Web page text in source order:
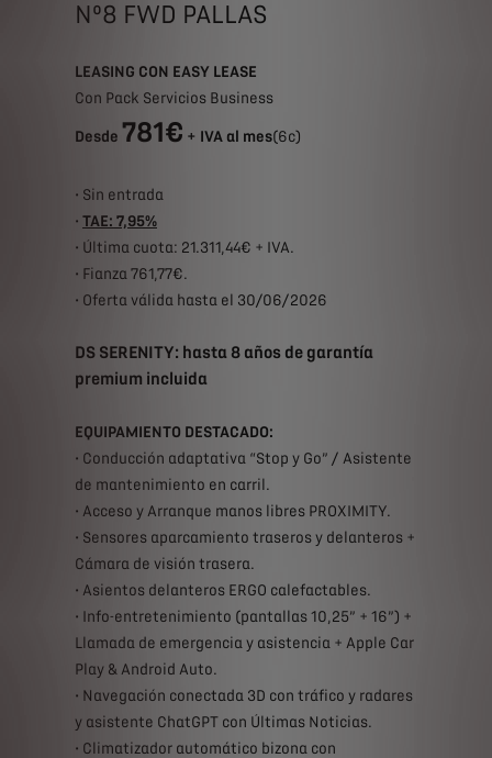
Nº8 FWD PALLAS
LEASING CON EASY LEASE
Con Pack Servicios Business
Desde 781€ + IVA al mes(6c)
• Sin entrada
• TAE: 7,95%
• Última cuota: 21.311,44€ + IVA.
• Fianza 761,77€.
• Oferta válida hasta el 30/06/2026
DS SERENITY: hasta 8 años de garantía
premium incluida
EQUIPAMIENTO DESTACADO:
• Conducción adaptativa “Stop y Go” / Asistente
de mantenimiento en carril.
• Acceso y Arranque manos libres PROXIMITY.
• Sensores aparcamiento traseros y delanteros +
Cámara de visión trasera.
• Asientos delanteros ERGO calefactables.
• Info-entretenimiento (pantallas 10,25” + 16”) +
Llamada de emergencia y asistencia + Apple Car
Play & Android Auto.
• Navegación conectada 3D con tráfico y radares
y asistente ChatGPT con Últimas Noticias.
• Climatizador automático bizona con